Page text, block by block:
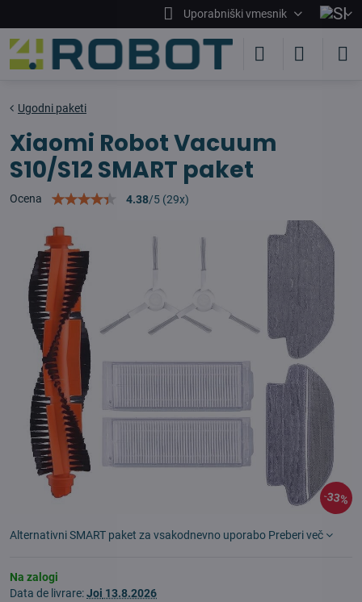
Uporabniški vmesnik
33%
Ugodni paketi
Xiaomi Robot Vacuum
S10/S12 SMART paket
Ocena 4.38/5 (29x)
Alternativni SMART paket za vsakodnevno uporabo Preberi več
Na zalogi
Data de livrare:Joi 13.8.2026